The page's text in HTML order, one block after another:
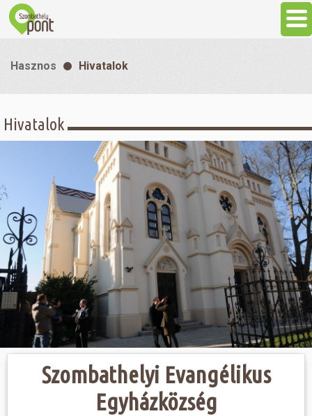
Látnivalók
Gasztronómia
Szállás
Sport
Szabadidő
Hasznos
Hasznos Hivatalok
Hivatalok
Szombathelyi Evangélikus
Egyházközség